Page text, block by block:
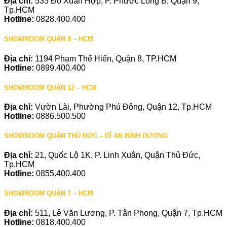
Tp.HCM
Hotline: 0828.400.400
SHOWROOM QUẬN 8 – HCM
Địa chỉ: 1194 Phạm Thế Hiển, Quận 8, TP.HCM
Hotline: 0899.400.400
SHOWROOM QUẬN 12 – HCM
Địa chỉ: Vườn Lài, Phường Phú Đông, Quận 12, Tp.HCM
Hotline: 0886.500.500
SHOWROOM QUẬN THỦ ĐỨC – DĨ AN BÌNH DƯƠNG
Địa chỉ: 21, Quốc Lộ 1K, P. Linh Xuân, Quận Thủ Đức,
Tp.HCM
Hotline: 0855.400.400
SHOWROOM QUẬN 7 – HCM
Địa chỉ: 511, Lê Văn Lương, P. Tân Phong, Quận 7, Tp.HCM
Hotline: 0818.400.400